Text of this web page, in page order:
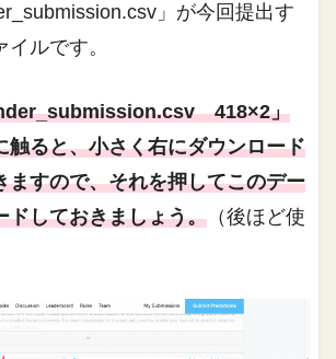
」が今回提出す
ルです。
418×2」
触ると、小さく右にダウンロード
ますので、それを押してこのデー
ドしておきましょう。 （後ほど使